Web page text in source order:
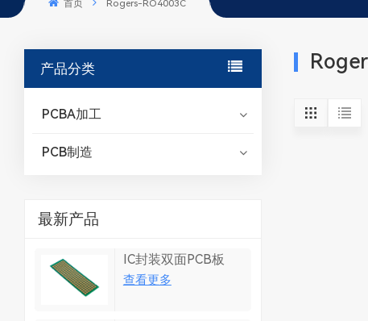
首页 Rogers-RO4003C
产品分类
PCBA加工
PCB制造
最新产品
IC封装双面PCB板
查看更多